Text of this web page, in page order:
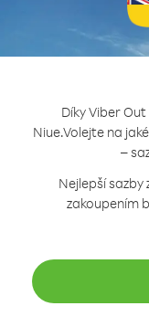
Díky Viber
Niue.Volejte na
–
Nejlepší sazby
zakoupením